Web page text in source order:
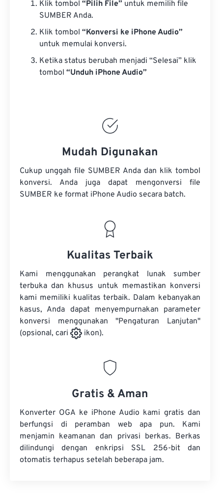
Klik tombol “Pilih File” untuk memilih file
SUMBER Anda.
Klik tombol “Konversi ke iPhone Audio”
untuk memulai konversi.
Ketika status berubah menjadi “Selesai” klik
tombol “Unduh iPhone Audio”
Mudah Digunakan
Cukup unggah file SUMBER Anda dan klik tombol
konversi. Anda juga dapat mengonversi file
SUMBER ke format iPhone Audio secara batch.
Kualitas Terbaik
Kami menggunakan perangkat lunak sumber
terbuka dan khusus untuk memastikan konversi
kami memiliki kualitas terbaik. Dalam kebanyakan
kasus, Anda dapat menyempurnakan parameter
konversi menggunakan "Pengaturan Lanjutan"
(opsional, cari
ikon).
Gratis & Aman
Konverter OGA ke iPhone Audio kami gratis dan
berfungsi di peramban web apa pun. Kami
menjamin keamanan dan privasi berkas. Berkas
dilindungi dengan enkripsi SSL 256-bit dan
otomatis terhapus setelah beberapa jam.